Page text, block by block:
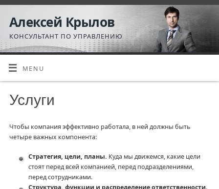
Алексей Крылов
КОНСУЛЬТАНТ ПО УПРАВЛЕНИЮ
MENU
Услуги
Чтобы компания эффективно работала, в ней должны быть
четыре важных компонента:
Стратегия, цели, планы. Куда мы движемся, какие цели
стоят перед всей компанией, перед подразделениями,
перед сотрудниками.
Структура, функции и распределение ответственности.